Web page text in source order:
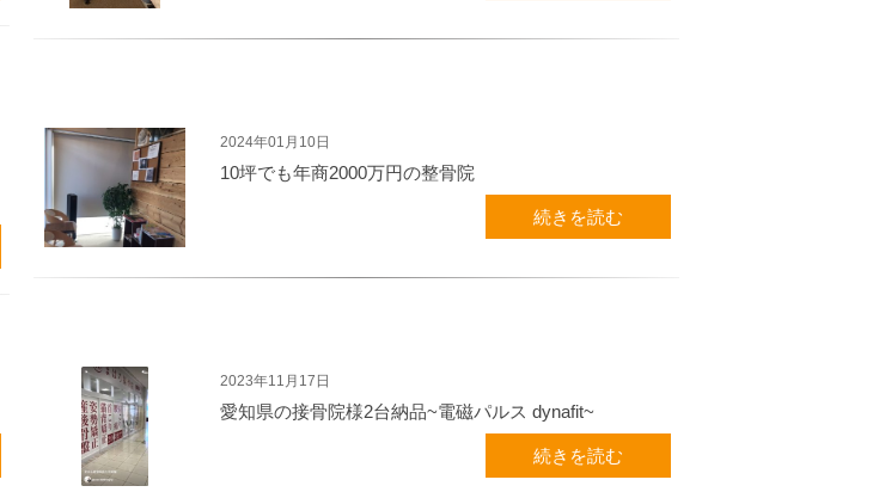
2024年01月10日
10坪でも年商2000万円の整骨院
続きを読む
2023年11月17日
愛知県の接骨院様2台納品~電磁パルス dynafit~
続きを読む